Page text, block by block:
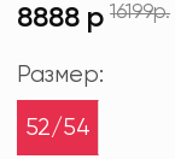
8888 р 16199р.
Размер:
52/54